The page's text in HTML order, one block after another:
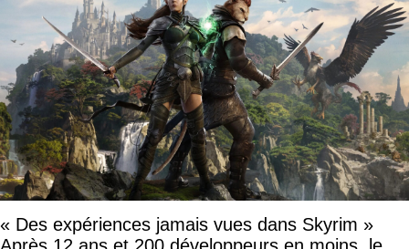
« Des expériences jamais vues dans Skyrim »
Après 12 ans et 200 développeurs en moins, le